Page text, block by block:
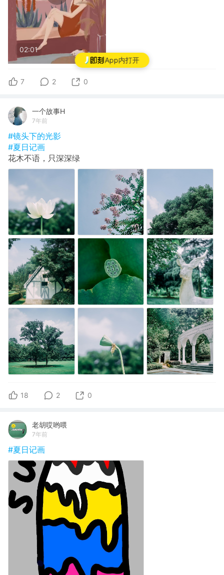
App内打开
02:01
7 2 0
一个故事H
7年前
#镜头下的光影
#夏日记画
花木不语，只深深绿
18 2 0
老胡哎哟喂
7年前
#夏日记画